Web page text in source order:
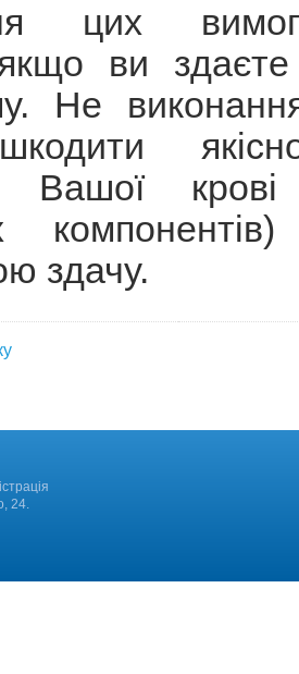
цих
ви здаєте
Не
Вашої крові
здачу.
адміністрація
24.